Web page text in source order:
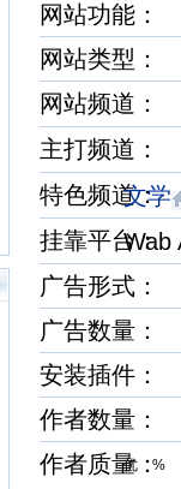
致力
鼎、
最具
文化
化软
有“纵
优秀
读，
经过
显著
部，
6000
创文
起点
起点
立于
创文
学事
学作
大成
红袖
全球
商之
拥有
统、
文、
记等
务，
万部
5600
网站功能：
网站类型：
网站频道
主打频道
特色频道
文学
挂靠平台
广告形式：
广告数量：
安装插件
作者数量
作者质量
优 %